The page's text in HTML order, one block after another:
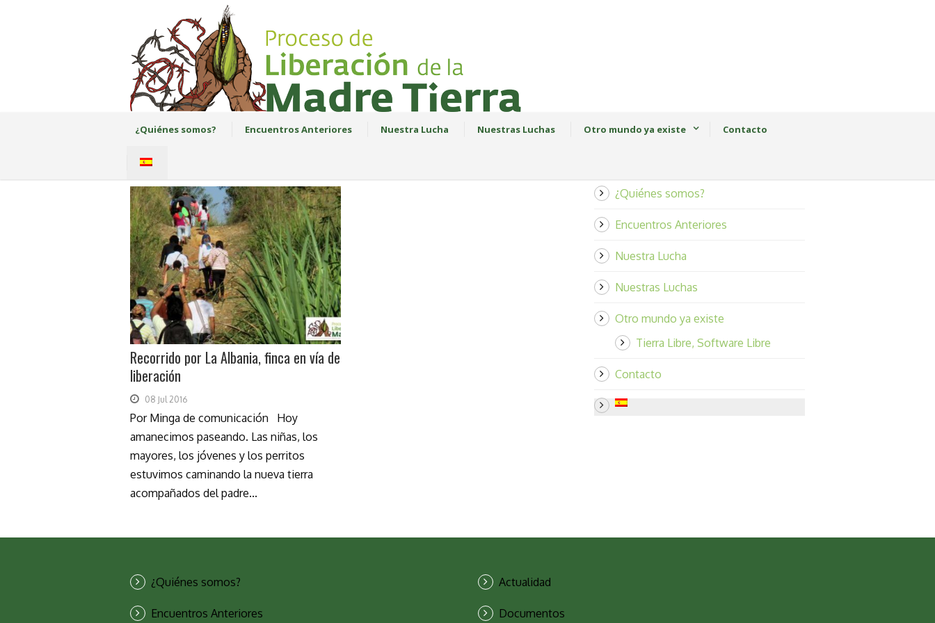
¿Quiénes somos? Encuentros Anteriores Nuestra Lucha Nuestras Luchas Otro mundo ya existe Contacto
Recorrido por La Albania, finca en vía de
liberación
08 Jul 2016
Por Minga de comunicación Hoy
amanecimos paseando. Las niñas, los
mayores, los jóvenes y los perritos
estuvimos caminando la nueva tierra
acompañados del padre...
¿Quiénes somos?
Encuentros Anteriores
Nuestra Lucha
Nuestras Luchas
Otro mundo ya existe
Tierra Libre, Software Libre
Contacto
¿Quiénes somos?
Encuentros Anteriores
Actualidad
Documentos